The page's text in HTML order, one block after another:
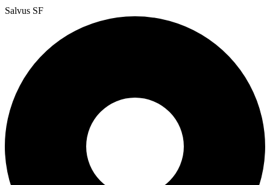
Salvus SF